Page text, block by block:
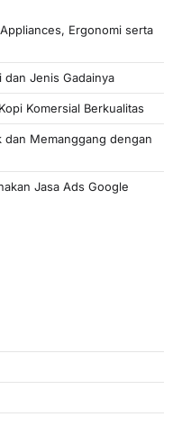
Ergonomi serta
dan Jenis Gadainya
Komersial Berkualitas
dan Memanggang dengan
Jasa Ads Google